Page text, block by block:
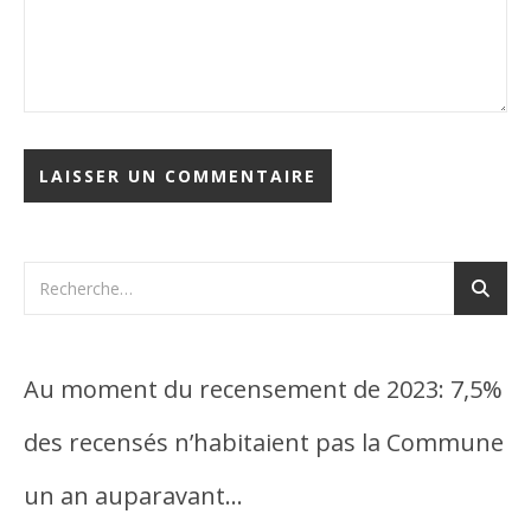
Au moment du recensement de 2023: 7,5%
des recensés n’habitaient pas la Commune
un an auparavant…